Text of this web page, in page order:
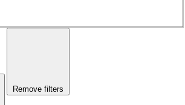
Remove filters